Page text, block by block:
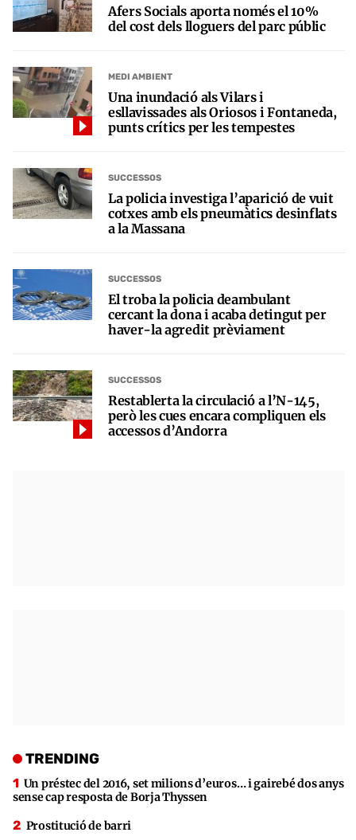
Afers Socials aporta només el 10%
del cost dels lloguers del parc públic
MEDI AMBIENT
Una inundació als Vilars i
esllavissades als Oriosos i Fontaneda,
punts crítics per les tempestes
SUCCESSOS
La policia investiga l’aparició de vuit
cotxes amb els pneumàtics desinflats
a la Massana
SUCCESSOS
El troba la policia deambulant
cercant la dona i acaba detingut per
haver-la agredit prèviament
SUCCESSOS
Restablerta la circulació a l’N-145,
però les cues encara compliquen els
accessos d’Andorra
TRENDING
Un préstec del 2016, set milions d’euros… i gairebé dos anys
sense cap resposta de Borja Thyssen
Prostitució de barri